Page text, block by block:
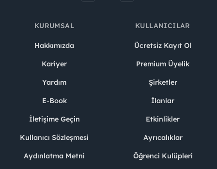
KURUMSAL
Hakkımızda
Kariyer
Yardım
E-Book
İletişime Geçin
Kullanıcı Sözleşmesi
Aydınlatma Metni
KULLANICILAR
Ücretsiz Kayıt Ol
Premium Üyelik
Şirketler
İlanlar
Etkinlikler
Ayrıcalıklar
Öğrenci Kulüpleri